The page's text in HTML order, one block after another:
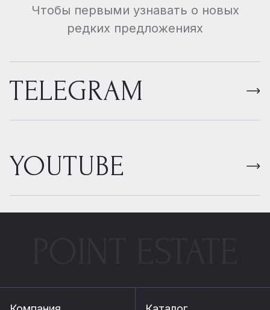
Чтобы первыми узнавать о новых
редких предложениях
TELEGRAM
YOUTUBE